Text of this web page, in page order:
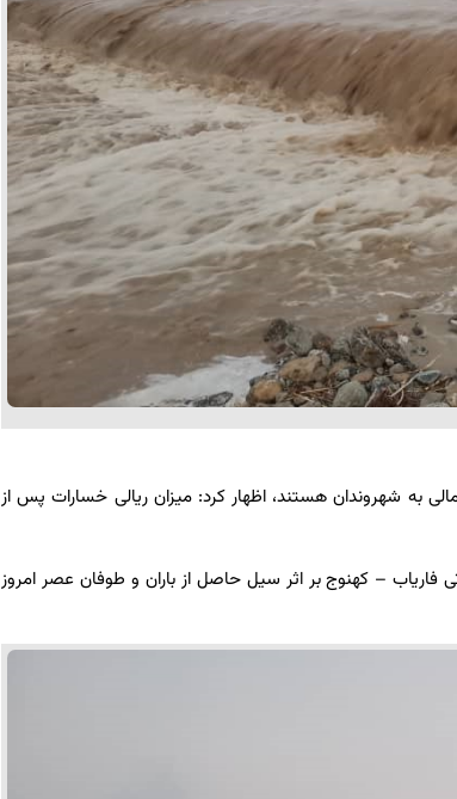
به شهروندان هستند، اظهار کرد: میزان ریالی خسارات پس از
– کهنوج بر اثر سیل حاصل از باران و طوفان عصر امروز